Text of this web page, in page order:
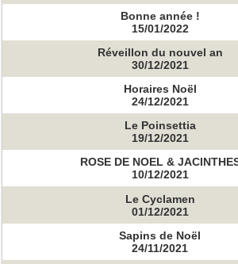
Bonne année !
15/01/2022
Réveillon du nouvel an
30/12/2021
Horaires Noël
24/12/2021
Le Poinsettia
19/12/2021
ROSE DE NOEL &
10/12/2021
Le Cyclamen
01/12/2021
Sapins de Noël
24/11/2021